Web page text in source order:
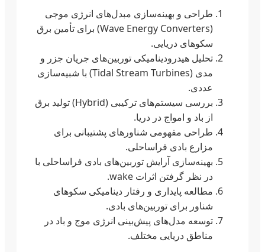
طراحی و بهینه‌سازی مبدل‌های انرژی موجی
(Wave Energy Converters) برای تأمین برق
سکوهای دریایی.
تحلیل هیدرودینامیکی توربین‌های جریان جزر و
مدی (Tidal Stream Turbines) با شبیه‌سازی
عددی.
بررسی سیستم‌های ترکیبی (Hybrid) تولید برق
از باد و امواج در دریا.
طراحی مفهومی شناورهای پشتیبانی برای
مزارع بادی فراساحلی.
بهینه‌سازی آرایش توربین‌های بادی فراساحلی با
در نظر گرفتن اثرات wake.
مطالعه پایداری و رفتار دینامیکی سکوهای
شناور برای توربین‌های بادی.
توسعه مدل‌های پیش‌بینی انرژی موج و باد در
مناطق دریایی مختلف.